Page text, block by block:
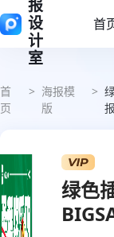
报
设
计
室
首
首
页
> 海报模
版
>
报
绿色